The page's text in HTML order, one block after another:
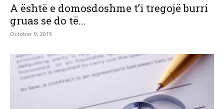
A është e domosdoshme t’i tregojë burri
gruas se do të...
October 9, 2019